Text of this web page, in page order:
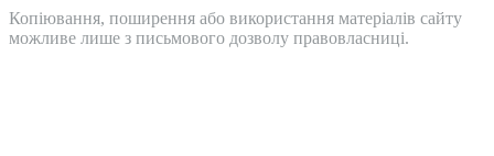
Копіювання, поширення або використання матеріалів сайту
можливе лише з письмового дозволу правовласниці.